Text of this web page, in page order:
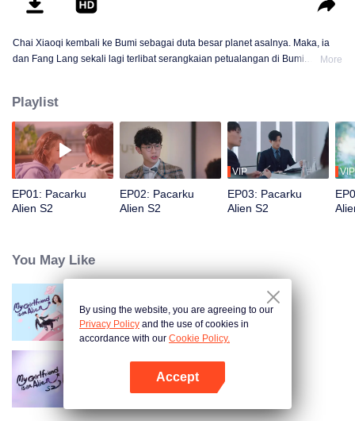
Chai Xiaoqi kembali ke Bumi sebagai duta besar planet asalnya. Maka, ia
dan Fang Lang sekali lagi terlibat serangkaian petualangan di Bumi.
mereka. "Mitra" Chai Xiaoqi, Jiang Shiyi yang juga berasal dari planet yang
sama telah diperintahkan membawa paksa Xiao Qi di hari pernikahannya
dengan Fang Leng. Ia juga bermaksud mencuci otak Xiao Qi agar lupa
dengan cintanya. Bisakah pasangan ini mengatasi semua rintangan yang
menghalangi cinta mereka?
More
Playlist
EP01: Pacarku
Alien S2
EP02: Pacarku
Alien S2
VIP
EP03: Pacarku
Alien S2
VIP
You May Like
Pacarku Alien(English Ver.)
Pacarku Alien S2
By using the website, you are agreeing to our
Privacy Policy and the use of cookies in
accordance with our Cookie Policy.
Accept